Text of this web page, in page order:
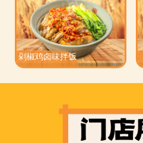
剁椒鸡卤味拌饭